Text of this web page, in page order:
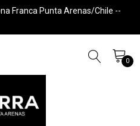
Franca Punta Arenas/Chile --
0